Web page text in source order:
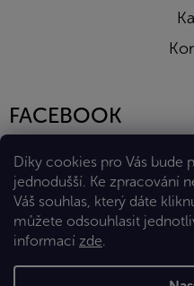
Díky cookies pro Vás bude
jednodušší. Ke zpracování
Váš souhlas, který dáte
můžete odsouhlasit
informací zde.
FACEBOOK
Vytvořil